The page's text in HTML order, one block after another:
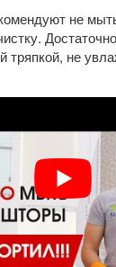
не
тряпкой, не